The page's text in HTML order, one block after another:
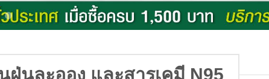
ฝุ่นละออง และสารเคมี N95